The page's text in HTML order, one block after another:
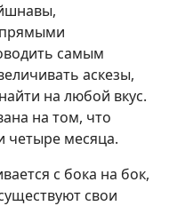
самым
аскезы,
на любой вкус.
на том, что
четыре месяца.
с бока на бок,
свои